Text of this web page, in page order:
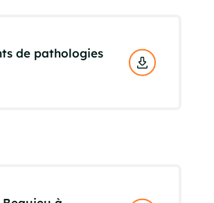
de pathologies